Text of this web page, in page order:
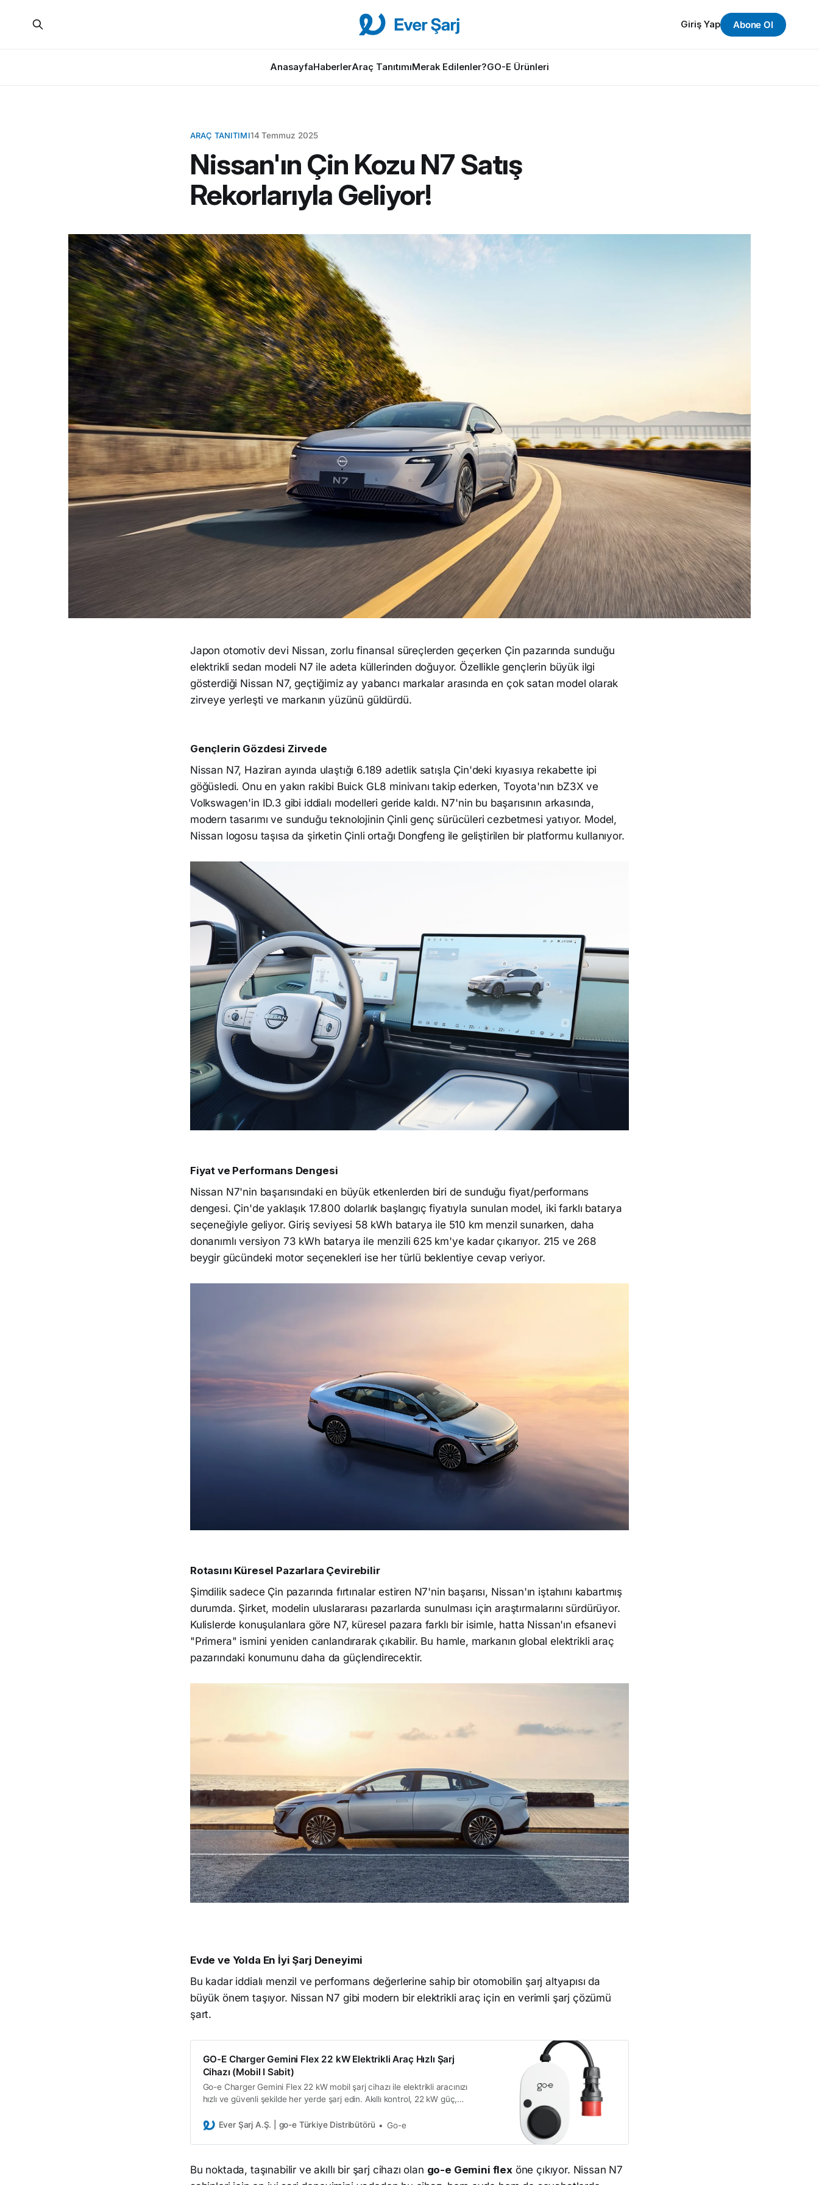
AnasayfaHaberlerAraç TanıtımıMerak Edilenler?GO-E Ürünleri
Giriş Yap Abone Ol
ARAÇ TANITIMI14 Temmuz 2025
Nissan'ın Çin Kozu N7 Satış
Rekorlarıyla Geliyor!
Japon otomotiv devi Nissan, zorlu finansal süreçlerden geçerken Çin pazarında sunduğu
elektrikli sedan modeli N7 ile adeta küllerinden doğuyor. Özellikle gençlerin büyük ilgi
gösterdiği Nissan N7, geçtiğimiz ay yabancı markalar arasında en çok satan model olarak
zirveye yerleşti ve markanın yüzünü güldürdü.
Gençlerin Gözdesi Zirvede
Nissan N7, Haziran ayında ulaştığı 6.189 adetlik satışla Çin'deki kıyasıya rekabette ipi
göğüsledi. Onu en yakın rakibi Buick GL8 minivanı takip ederken, Toyota'nın bZ3X ve
Volkswagen'in ID.3 gibi iddialı modelleri geride kaldı. N7'nin bu başarısının arkasında,
modern tasarımı ve sunduğu teknolojinin Çinli genç sürücüleri cezbetmesi yatıyor. Model,
Nissan logosu taşısa da şirketin Çinli ortağı Dongfeng ile geliştirilen bir platformu kullanıyor.
Fiyat ve Performans Dengesi
Nissan N7'nin başarısındaki en büyük etkenlerden biri de sunduğu fiyat/performans
dengesi. Çin'de yaklaşık 17.800 dolarlık başlangıç fiyatıyla sunulan model, iki farklı batarya
seçeneğiyle geliyor. Giriş seviyesi 58 kWh batarya ile 510 km menzil sunarken, daha
donanımlı versiyon 73 kWh batarya ile menzili 625 km'ye kadar çıkarıyor. 215 ve 268
beygir gücündeki motor seçenekleri ise her türlü beklentiye cevap veriyor.
Rotasını Küresel Pazarlara Çevirebilir
Şimdilik sadece Çin pazarında fırtınalar estiren N7'nin başarısı, Nissan'ın iştahını kabartmış
durumda. Şirket, modelin uluslararası pazarlarda sunulması için araştırmalarını sürdürüyor.
Kulislerde konuşulanlara göre N7, küresel pazara farklı bir isimle, hatta Nissan'ın efsanevi
"Primera" ismini yeniden canlandırarak çıkabilir. Bu hamle, markanın global elektrikli araç
pazarındaki konumunu daha da güçlendirecektir.
Evde ve Yolda En İyi Şarj Deneyimi
Bu kadar iddialı menzil ve performans değerlerine sahip bir otomobilin şarj altyapısı da
büyük önem taşıyor. Nissan N7 gibi modern bir elektrikli araç için en verimli şarj çözümü
şart.
GO-E Charger Gemini Flex 22 kW Elektrikli Araç Hızlı Şarj
Cihazı (Mobil I Sabit)
Go-e Charger Gemini Flex 22 kW mobil şarj cihazı ile elektrikli aracınızı
hızlı ve güvenli şekilde her yerde şarj edin. Akıllı kontrol, 22 kW güç,
Ever Şarj A.Ş. | go-e Türkiye Distribütörü
Go-e
Bu noktada, taşınabilir ve akıllı bir şarj cihazı olan go-e Gemini flexöne çıkıyor. Nissan N7